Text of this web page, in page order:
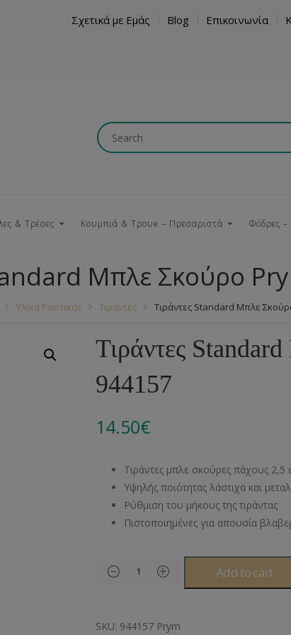
Σχετικά με Εμάς Blog Επικοινωνία
Κουμπώματα
Μεταλλικά Εξαρτήματα
Νήματα
Αξεσουάρ
& Τρέσες
Βαμβακερές Κρόσια
Φυτίλια- Κορδόνια
Διάφορες Τρέσες
Κουμπιά & Τρουκ – Πρεσαριστά
Ξύλινα
Πουκαμίσου
Στρας
Μεταλλικά
Άλλα Υλικά
Φόδρες
Μπλε Σκούρο
Υλικά Ραπτικής Τιράντες Τιράντες Standard Μπλε
Τιράντες
944157
14.50€
Τιράντες μπλε σκούρες πάχους 2,5
Υψηλής ποιότητας λάστιχα και
Ρύθμιση του μήκους της τιράντας
Πιστοποιημένες για απουσία
Add to cart
SKU: 944157 Prym